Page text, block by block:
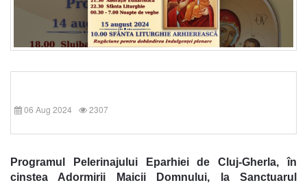
06 Aug 2024 2307
Programul Pelerinajului Eparhiei de Cluj-Gherla, în
cinstea Adormirii Maicii Domnului, la Sanctuarul